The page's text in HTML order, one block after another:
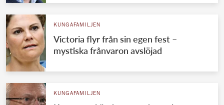
KUNGAFAMILJEN
Victoria flyr från sin egen fest –
mystiska frånvaron avslöjad
KUNGAFAMILJEN